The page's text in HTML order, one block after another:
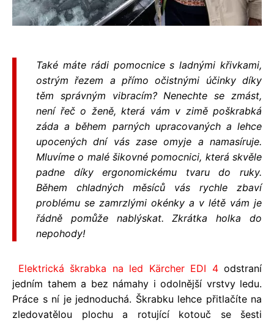
Také máte rádi pomocnice s ladnými křivkami,
ostrým řezem a přímo očistnými účinky díky
těm správným vibracím? Nenechte se zmást,
není řeč o ženě, která vám v zimě poškrabká
záda a během parných upracovaných a lehce
upocených dní vás zase omyje a namasíruje.
Mluvíme o malé šikovné pomocnici, která skvěle
padne díky ergonomickému tvaru do ruky.
Během chladných měsíců vás rychle zbaví
problému se zamrzlými okénky a v létě vám je
řádně pomůže nablýskat. Zkrátka holka do
nepohody!
Elektrická škrabka na led Kärcher EDI 4odstraní
jedním tahem a bez námahy i odolnější vrstvy ledu.
Práce s ní je jednoduchá. Škrabku lehce přitlačíte na
zledovatělou plochu a rotující kotouč se šesti